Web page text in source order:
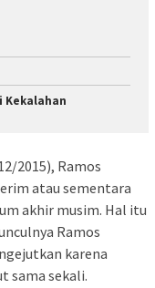
Kekalahan
2015), Ramos
atau sementara
akhir musim. Hal itu
Ramos
karena
sama sekali.